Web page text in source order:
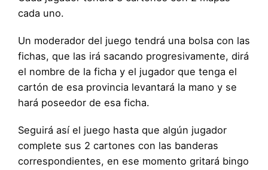
cada uno.
Un moderador del juego tendrá una bolsa con las
fichas, que las irá sacando progresivamente, dirá
el nombre de la ficha y el jugador que tenga el
cartón de esa provincia levantará la mano y se
hará poseedor de esa ficha.
Seguirá así el juego hasta que algún jugador
complete sus 2 cartones con las banderas
correspondientes, en ese momento gritará bingo